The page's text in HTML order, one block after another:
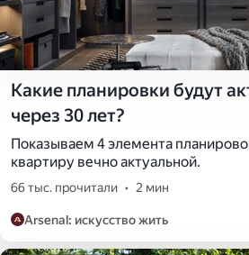
Какие планировки будут
через 30 лет?
Показываем 4 элемента
квартиру вечно актуальной.
66 тыс. прочитали • 2 мин
Arsenal: искусство жить